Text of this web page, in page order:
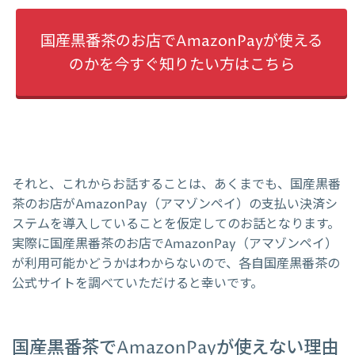
国産黒番茶のお店でAmazonPayが使える
のかを今すぐ知りたい方はこちら
それと、これからお話することは、あくまでも、国産黒番
茶のお店がAmazonPay（アマゾンペイ）の支払い決済シ
ステムを導入していることを仮定してのお話となります。
実際に国産黒番茶のお店でAmazonPay（アマゾンペイ）
が利用可能かどうかはわからないので、各自国産黒番茶の
公式サイトを調べていただけると幸いです。
国産黒番茶でAmazonPayが使えない理由